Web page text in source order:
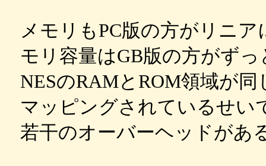
メモリもPC版の方がリニ
モリ容量はGB版の方がず
NESのRAMとROM領域が
マッピングされているせい
若干のオーバーヘッドがあ